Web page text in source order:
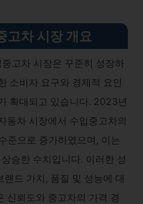
고차 시장 개요
고차 시장은 꾸준히 성장하
소비자 요구와 경제적 요인
확대되고 있습니다. 2023년
동차 시장에서 수입중고차의
준으로 증가하였으며, 이는
승한 수치입니다. 이러한 성
랜드 가치, 품질 및 성능에 대
신뢰도와 중고차의 가격 경